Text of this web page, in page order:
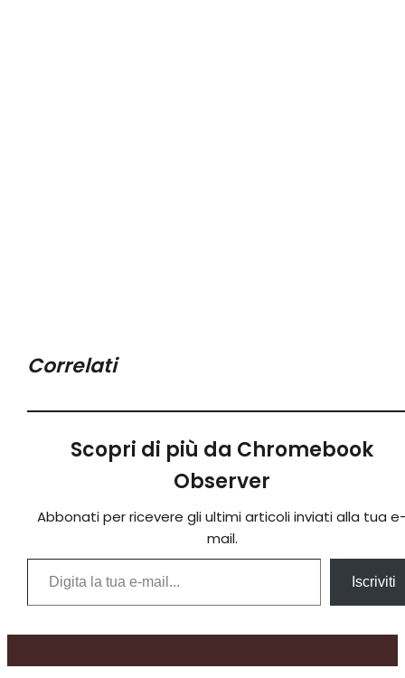
Correlati
Scopri di più da Chromebook
Observer
Abbonati per ricevere gli ultimi articoli inviati alla tua
mail.
Digita la tua e-mail...
Iscriviti